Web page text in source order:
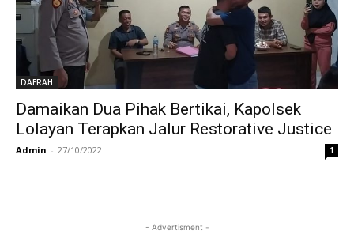
DAERAH
Damaikan Dua Pihak Bertikai, Kapolsek
Lolayan Terapkan Jalur Restorative Justice
Admin - 27/10/2022 1
- Advertisment -